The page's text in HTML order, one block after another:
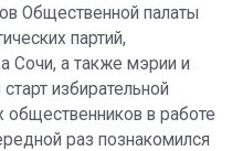
Общественной палаты
партий,
Сочи, а также мэрии и
избирательной
в работе
раз познакомился